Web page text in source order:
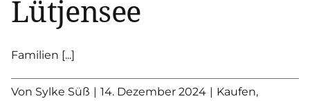
Lütjensee
Familien [...]
Von Sylke Süß | 14. Dezember 2024 | Kaufen,